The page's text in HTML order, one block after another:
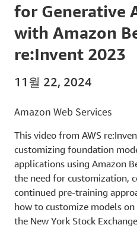
for Generative
with Amazon
re:Invent 2023
11월 22, 2024
Amazon Web Services
This video from AWS
customizing foundation
applications using Amazon
the need for customization,
continued pre-training
how to customize models
the New York Stock